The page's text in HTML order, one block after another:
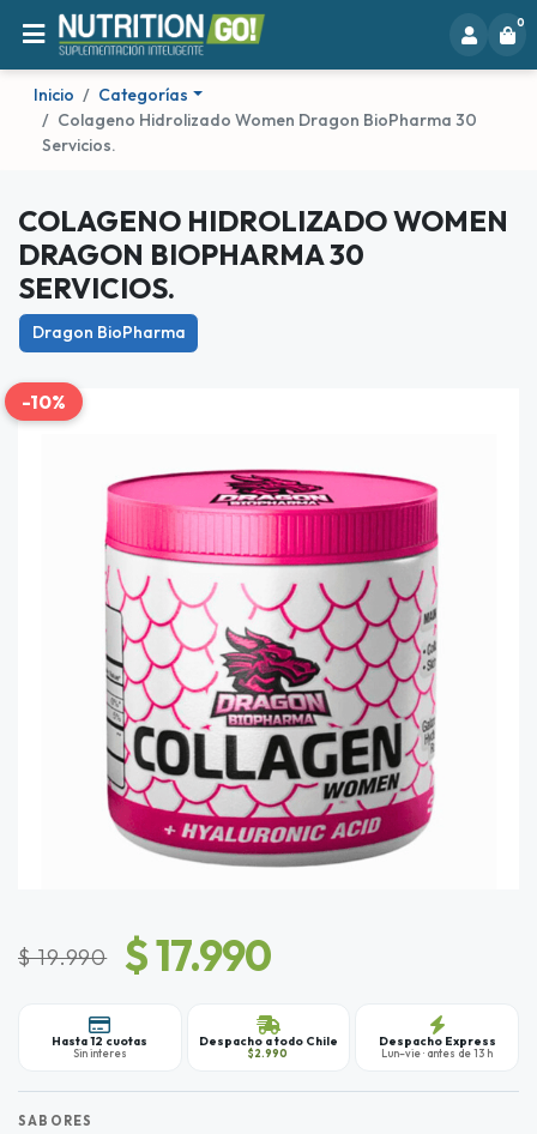
0
Inicio
Categorías
Colageno Hidrolizado Women Dragon BioPharma 30
Servicios.
COLAGENO HIDROLIZADO WOMEN
DRAGON BIOPHARMA 30
SERVICIOS.
Dragon BioPharma
-10%
$ 19.990 $ 17.990
Hasta 12 cuotas
Sin interes
Despacho a todo Chile
$2.990
Despacho Express
Lun–vie · antes de 13 h
SABORES